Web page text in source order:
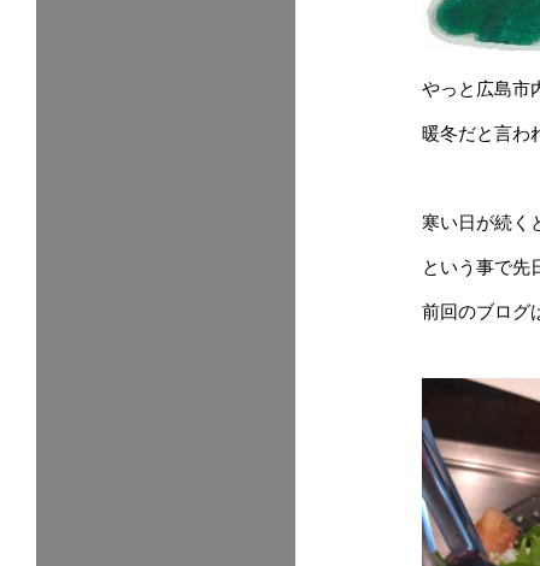
やっと広島市
暖冬だと言わ
寒い日が続く
という事で先
前回のブログ